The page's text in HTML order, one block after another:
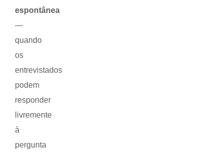
espontânea
—
quando
os
entrevistados
podem
responder
livremente
à
pergunta